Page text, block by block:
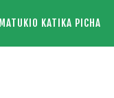
MATUKIO KATIKA PICHA